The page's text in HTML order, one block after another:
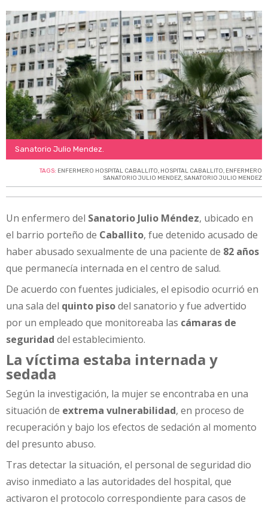
Sanatorio Julio Mendez.
TAGS: ENFERMERO HOSPITAL CABALLITO, HOSPITAL CABALLITO, ENFERMERO
SANATORIO JULIO MENDEZ, SANATORIO JULIO MENDEZ
Un enfermero del Sanatorio Julio Méndez, ubicado en
el barrio porteño de Caballito, fue detenido acusado de
haber abusado sexualmente de una paciente de 82 años
que permanecía internada en el centro de salud.
De acuerdo con fuentes judiciales, el episodio ocurrió en
una sala del quinto pisodel sanatorio y fue advertido
por un empleado que monitoreaba las cámaras de
seguridad del establecimiento.
La víctima estaba internada y
sedada
Según la investigación, la mujer se encontraba en una
situación de extrema vulnerabilidad, en proceso de
recuperación y bajo los efectos de sedación al momento
del presunto abuso.
Tras detectar la situación, el personal de seguridad dio
aviso inmediato a las autoridades del hospital, que
activaron el protocolo correspondiente para casos de